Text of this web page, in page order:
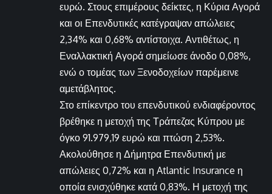
ευρώ. Στους επιμέρους δείκτες, η Κύρια Αγορά
και οι Επενδυτικές κατέγραψαν απώλειες
2,34% και 0,68% αντίστοιχα. Αντιθέτως, η
Εναλλακτική Αγορά σημείωσε άνοδο 0,08%,
ενώ ο τομέας των Ξενοδοχείων παρέμεινε
αμετάβλητος.
Στο επίκεντρο του επενδυτικού ενδιαφέροντος
βρέθηκε η μετοχή της Τράπεζας Κύπρου με
όγκο 91.979,19 ευρώ και πτώση 2,53%.
Ακολούθησε η Δήμητρα Επενδυτική με
απώλειες 0,72% και η Atlantic Insurance η
οποία ενισχύθηκε κατά 0,83%. Η μετοχή της